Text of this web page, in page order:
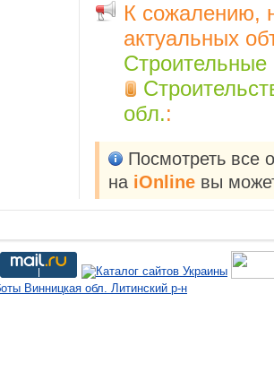
К сожалению,
актуальных
Строительные
обл.:
Посмотреть все
на iOnline вы
Винницкая обл. Литинский р-н